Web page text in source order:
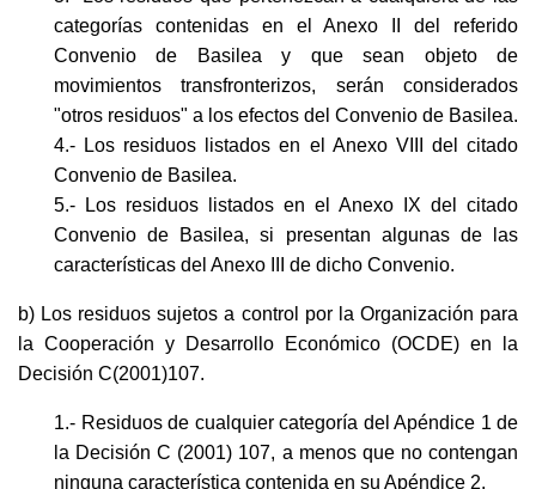
categorías contenidas en el Anexo II del referido
Convenio de Basilea y que sean objeto de
movimientos transfronterizos, serán considerados
"otros residuos" a los efectos del Convenio de Basilea.
4.- Los residuos listados en el Anexo VIII del citado
Convenio de Basilea.
5.- Los residuos listados en el Anexo IX del citado
Convenio de Basilea, si presentan algunas de las
características del Anexo III de dicho Convenio.
b) Los residuos sujetos a control por la Organización para
la Cooperación y Desarrollo Económico (OCDE) en la
Decisión C(2001)107.
1.- Residuos de cualquier categoría del Apéndice 1 de
la Decisión C (2001) 107, a menos que no contengan
ninguna característica contenida en su Apéndice 2.